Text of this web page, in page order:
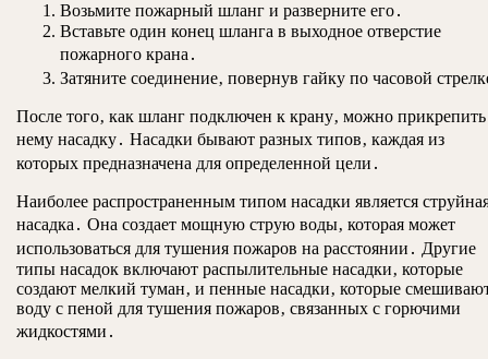
Возьмите пожарный шланг и разверните его․
Вставьте один конец шланга в выходное отверстие
пожарного крана․
Затяните соединение‚ повернув гайку по часовой
После того‚ как шланг подключен к крану‚ можно
нему насадку․ Насадки бывают разных типов‚ каждая из
которых предназначена для определенной цели․
Наиболее распространенным типом насадки является
насадка․ Она создает мощную струю воды‚ которая может
использоваться для тушения пожаров на расстоянии․ Другие
типы насадок включают распылительные насадки‚ которые
создают мелкий туман‚ и пенные насадки‚ которые
воду с пеной для тушения пожаров‚ связанных с горючими
жидкостями․